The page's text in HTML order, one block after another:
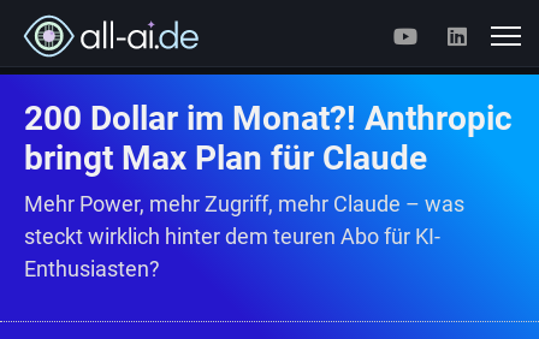
200 Dollar im Monat?! Anthropic
bringt Max Plan für Claude
Mehr Power, mehr Zugriff, mehr Claude – was
steckt wirklich hinter dem teuren Abo für KI-
Enthusiasten?